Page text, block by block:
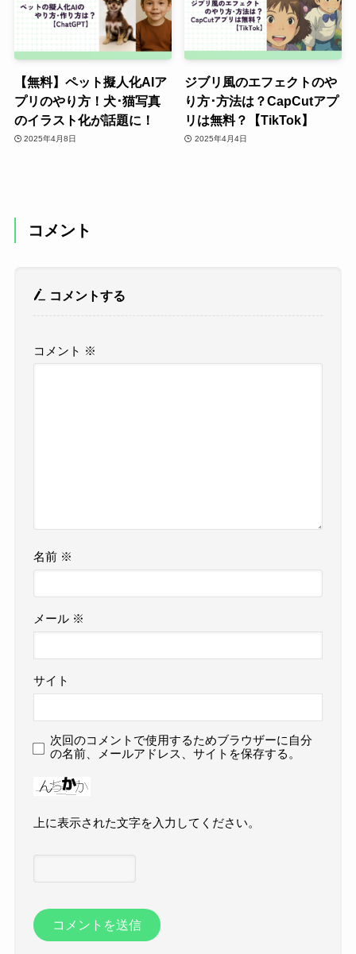
【無料】ペット擬人化AIア
プリのやり方！犬･猫写真
のイラスト化が話題に！
2025年4月8日
ジブリ風のエフェクトのや
り方･方法は？CapCutアプ
リは無料？【TikTok】
2025年4月4日
コメント
コメントする
コメント ※
名前 ※
メール ※
サイト
次回のコメントで使用するためブラウザーに自分
の名前、メールアドレス、サイトを保存する。
上に表示された文字を入力してください。